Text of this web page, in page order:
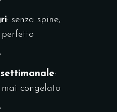
: senza spine,
:
mai congelato